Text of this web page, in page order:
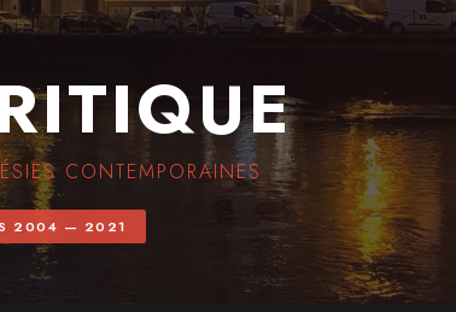
CONTEMPORAINES
2004 — 2021